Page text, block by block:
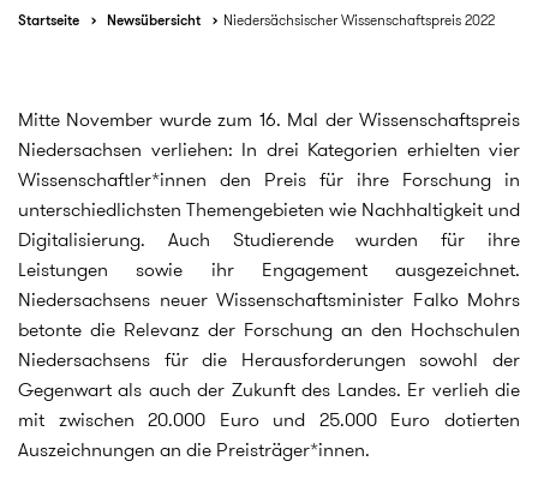
Startseite Newsübersicht Niedersächsischer Wissenschaftspreis 2022
Mitte November wurde zum 16. Mal der Wissenschaftspreis
Niedersachsen verliehen: In drei Kategorien erhielten vier
Wissenschaftler*innen den Preis für ihre Forschung in
unterschiedlichsten Themengebieten wie Nachhaltigkeit und
Digitalisierung. Auch Studierende wurden für ihre
Leistungen sowie ihr Engagement ausgezeichnet.
Niedersachsens neuer Wissenschaftsminister Falko Mohrs
betonte die Relevanz der Forschung an den Hochschulen
Niedersachsens für die Herausforderungen sowohl der
Gegenwart als auch der Zukunft des Landes. Er verlieh die
mit zwischen 20.000 Euro und 25.000 Euro dotierten
Auszeichnungen an die Preisträger*innen.